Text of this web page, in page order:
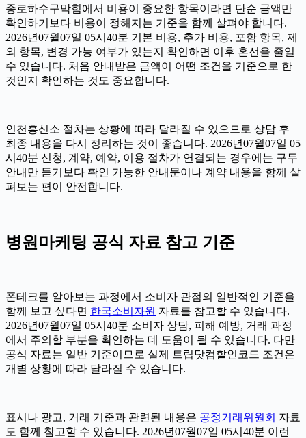
종로하수구막힘에서 비용이 중요한 항목이라면 단순 금액만
확인하기보다 비용이 정해지는 기준을 함께 살펴야 합니다.
2026년07월07일 05시40분 기본 비용, 추가 비용, 포함 항목, 제
외 항목, 변경 가능 여부가 있는지 확인하면 이후 혼선을 줄일
수 있습니다. 처음 안내받은 금액이 어떤 조건을 기준으로 한
것인지 확인하는 것도 중요합니다.
인천흥신소 절차는 상황에 따라 달라질 수 있으므로 상담 후
최종 내용을 다시 정리하는 것이 좋습니다. 2026년07월07일 05
시40분 신청, 계약, 예약, 이용 절차가 연결되는 경우에는 구두
안내만 듣기보다 확인 가능한 안내문이나 계약 내용을 함께 살
펴보는 편이 안전합니다.
병원마케팅 공식 자료 참고 기준
폰테크를 알아보는 과정에서 소비자 관점의 일반적인 기준을
함께 보고 싶다면 한국소비자원 자료를 참고할 수 있습니다.
2026년07월07일 05시40분 소비자 상담, 피해 예방, 거래 과정
에서 주의할 부분을 확인하는 데 도움이 될 수 있습니다. 다만
공식 자료는 일반 기준이므로 실제 트립닷컴할인코드 조건은
개별 상황에 따라 달라질 수 있습니다.
표시나 광고, 거래 기준과 관련된 내용은 공정거래위원회 자료
도 함께 참고할 수 있습니다. 2026년07월07일 05시40분 이런